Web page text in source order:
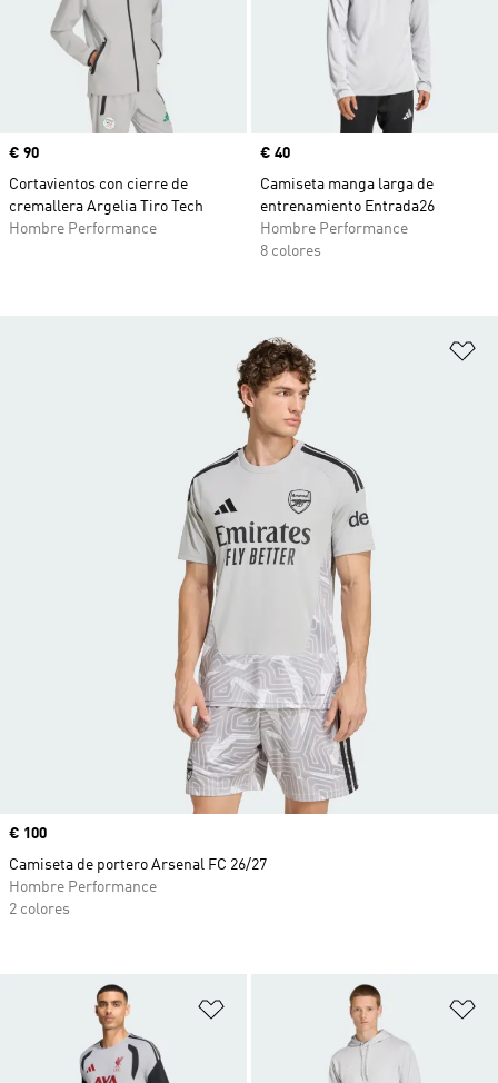
Precio
€ 90
Cortavientos con cierre de
cremallera Argelia Tiro Tech
Hombre Performance
Precio
€ 40
Camiseta manga larga de
entrenamiento Entrada26
Hombre Performance
8 colores
Añadir a la lista de deseos
Precio
€ 100
Camiseta de portero Arsenal FC 26/27
Hombre Performance
2 colores